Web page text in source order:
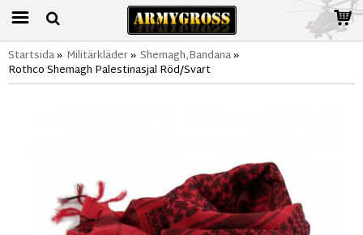
Startsida» Militärkläder» Shemagh,Bandana»
Rothco Shemagh Palestinasjal Röd/Svart